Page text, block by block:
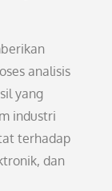
analisis
yang
industri
terhadap
dan